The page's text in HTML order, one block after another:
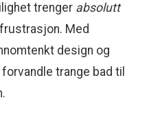
trenger absolutt
Med
design og
trange bad til